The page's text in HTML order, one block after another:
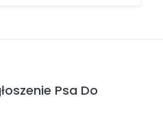
Psa Do